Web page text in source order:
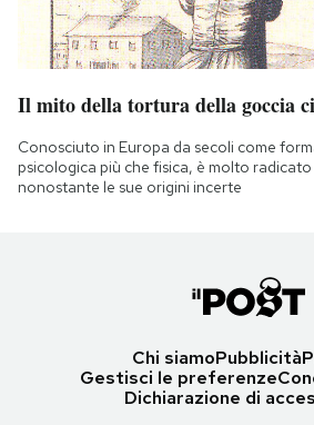
Il mito della tortura della goccia
Conosciuto in Europa da secoli come
psicologica più che fisica, è molto
nonostante le sue origini incerte
Chi siamoPubblicità
Gestisci le preferenze
Dichiarazione di